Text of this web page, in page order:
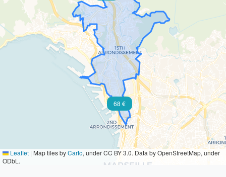
68 €
Leaflet | Map tiles byCarto, under CC BY 3.0. Data by OpenStreetMap, under
ODbL.